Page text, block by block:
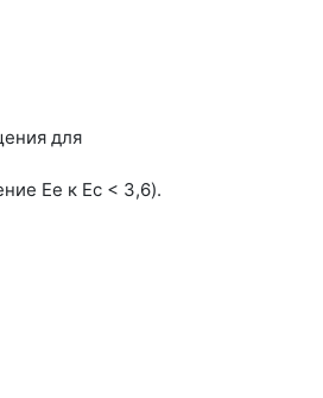
для
Ee к Ec < 3,6).